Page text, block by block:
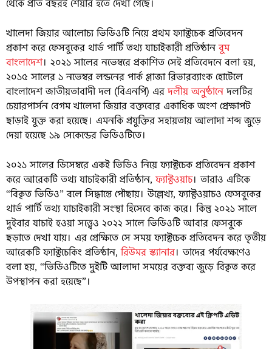
থেকে প্রতি বছরই শেয়ার হতে দেখা গেছে।
খালেদা জিয়ার আলোচ্য ভিডিওটি নিয়ে প্রথম ফ্যাক্টচেক প্রতিবেদন
প্রকাশ করে ফেসবুকের থার্ড পার্টি তথ্য যাচাইকারী প্রতিষ্ঠানবুম
বাংলাদেশ। ২০২১ সালের নভেম্বরে প্রকাশিত সেই প্রতিবেদনে বলা হয়,
২০১৫ সালের ১ নভেম্বর লন্ডনের পার্ক প্লাজা রিভারব্যাংক হোটেলে
বাংলাদেশ জাতীয়তাবাদী দল (বিএনপি) এরদলীয় অনুষ্ঠানেদলটির
চেয়ারপার্সন বেগম খালেদা জিয়ার বক্তব্যের একাধিক অংশ প্রেক্ষাপট
ছাড়াই যুক্ত করা হয়েছে। এমনকি প্রযুক্তির সহায়তায় আলাদা শব্দ জুড়ে
দেয়া হয়েছে ১৯ সেকেন্ডের ভিডিওটিতে।
২০২১ সালের ডিসেম্বরে একই ভিডিও নিয়ে ফ্যাক্টচেক প্রতিবেদন প্রকাশ
করে আরেকটি তথ্য যাচাইকারী প্রতিষ্ঠান,ফ্যাক্টওয়াচ। তারাও এটিকে
“বিকৃত ভিডিও” বলে সিদ্ধান্তে পৌছায়। উল্লেখ্য, ফ্যাক্টওয়াচও ফেসবুকের
থার্ড পার্টি তথ্য যাচাইকারী সংস্থা হিসেবে কাজ করে। কিন্তু ২০২১ সালে
দুইবার যাচাই হওয়া সত্ত্বেও ২০২২ সালে ভিডিওটি আবার ফেসবুকে
ছড়াতে দেখা যায়। এর প্রেক্ষিতে সে সময় ফ্যাক্টচেক প্রতিবেদন করে তৃতীয়
আরেকটি ফ্যাক্টচেকিং প্রতিষ্ঠান,রিউমর স্ক্যানার। তাদের পর্যবেক্ষণেও
বলা হয়, “ভিডিওটিতে দুইটি আলাদা সময়ের বক্তব্য জুড়ে বিকৃত করে
উপস্থাপন করা হয়েছে”।